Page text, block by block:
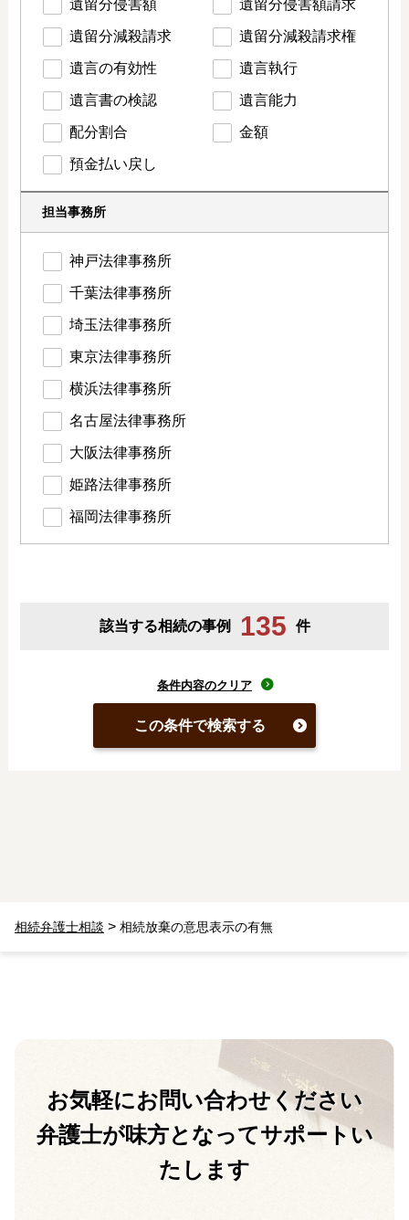
遺留分侵害額 遺留分侵害額請求
遺留分減殺請求 遺留分減殺請求権
遺言の有効性 遺言執行
遺言書の検認 遺言能力
配分割合 金額
預金払い戻し
担当事務所
神戸法律事務所
千葉法律事務所
埼玉法律事務所
東京法律事務所
横浜法律事務所
名古屋法律事務所
大阪法律事務所
姫路法律事務所
福岡法律事務所
該当する相続の事例 135 件
条件内容のクリア
この条件で検索する
相続弁護士相談 > 相続放棄の意思表示の有無
お気軽にお問い合わせください
弁護士が味方となってサポートい
たします